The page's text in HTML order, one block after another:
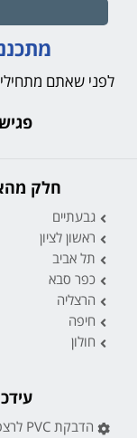
לפני שאתם
חלק
גבעתיים
ראשון לציון
תל אביב
כפר סבא
הרצליה
חיפה
חולון
הדבקת PVC לרצפה